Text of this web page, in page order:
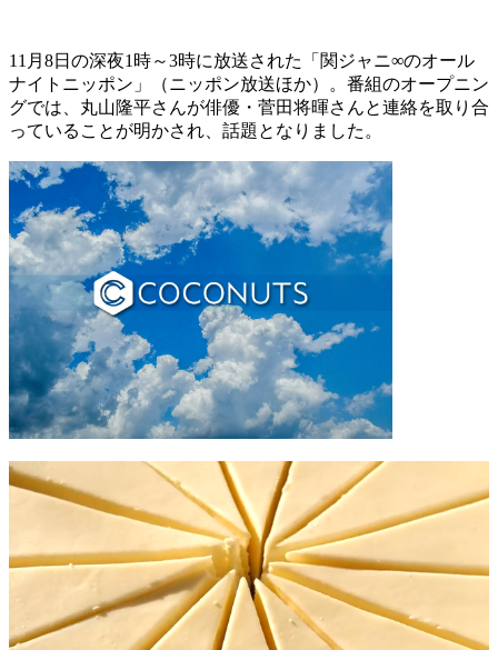
11月8日の深夜1時～3時に放送された「関ジャニ∞のオール
ナイトニッポン」（ニッポン放送ほか）。番組のオープニン
グでは、丸山隆平さんが俳優・菅田将暉さんと連絡を取り合
っていることが明かされ、話題となりました。